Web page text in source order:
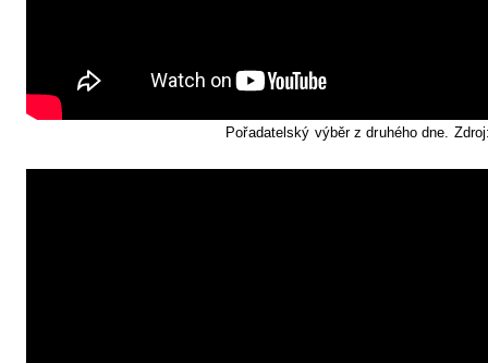
Pořadatelský výběr z druhého dne.